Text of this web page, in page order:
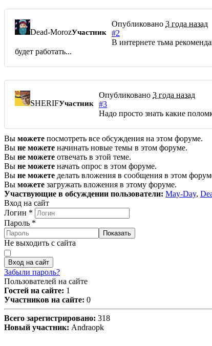
Dead-MorozУчастник
Опубликовано 3 года назад
#2
В интернете тьма
будет работать...
SHERIFУчастник
Опубликовано 3 года назад
#3
Надо просто знать какие
Вы можете посмотреть все обсуждения на этом форуме.
Вы не можете начинать новые темы в этом форуме.
Вы не можете отвечать в этой теме.
Вы не можете начать опрос в этом форуме.
Вы не можете делать вложения в сообщения в этом
Вы можете загружать вложения в этому форуме.
Участвующие в обсуждении пользователи: May-Day,
Вход на сайт
Логин *
Пароль *
Показать
Не выходить с сайта
Вход на сайт
Забыли пароль?
Пользователей на сайте
Гостей на сайте: 1
Участников на сайте: 0
Всего зарегистрировано: 318
Новый участник: Andraopk